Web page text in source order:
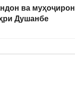
ва
Душанбе